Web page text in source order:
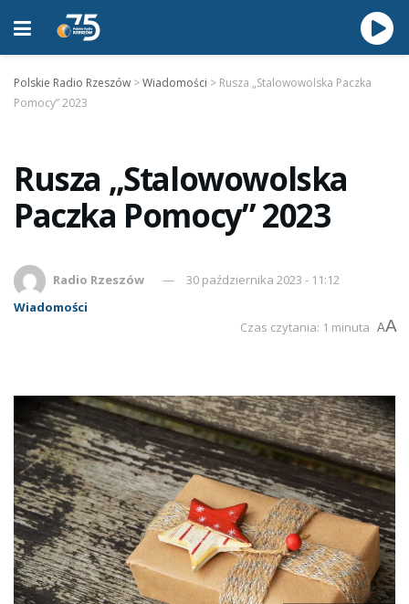
Polskie Radio Rzeszów >Wiadomości > Rusza „Stalowowolska Paczka
Pomocy” 2023
Rusza „Stalowowolska
Paczka Pomocy” 2023
Radio Rzeszów
30 października 2023 - 11:12
Wiadomości
Czas czytania: 1 minuta AA